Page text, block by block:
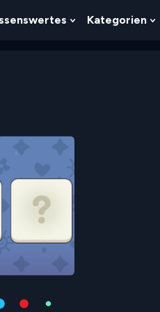
Show
Kategorien